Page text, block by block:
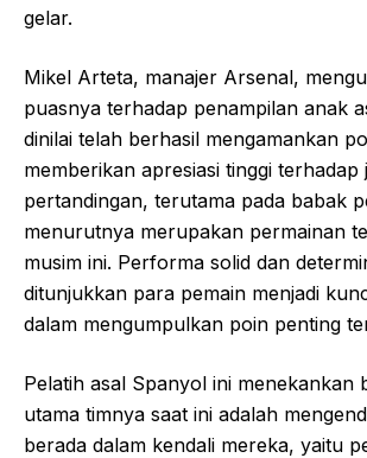
gelar.
Mikel Arteta, manajer Arsenal,
puasnya terhadap penampilan anak
dinilai telah berhasil mengamankan
memberikan apresiasi tinggi terhadap
pertandingan, terutama pada babak
menurutnya merupakan permainan
musim ini. Performa solid dan
ditunjukkan para pemain menjadi
dalam mengumpulkan poin penting
Pelatih asal Spanyol ini menekankan
utama timnya saat ini adalah
berada dalam kendali mereka, yaitu